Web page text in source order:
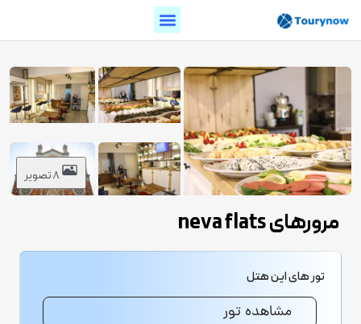
8 تصویر
مرورهای neva flats
تور های این هتل
مشاهده تور